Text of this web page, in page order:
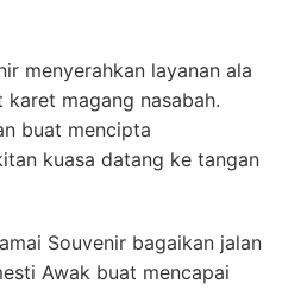
menyerahkan layanan ala
magang nasabah.
buat mencipta
kuasa datang ke tangan
Souvenir bagaikan jalan
Awak buat mencapai